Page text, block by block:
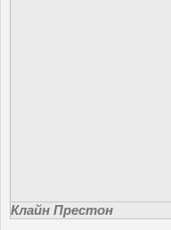
Клайн Престон